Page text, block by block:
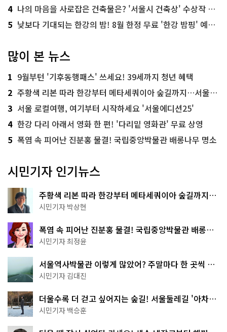
4 나의 마음을 사로잡은 건축물은? '서울시 건축상' 수상작 공개!
5 낮보다 기대되는 한강의 밤! 8월 한정 무료 '한강 밤핑' 예약은?
많이 본 뉴스
1 9월부턴 '기후동행패스' 쓰세요! 39세까지 청년 혜택
2 주황색 리본 따라 한강부터 메타세쿼이아 숲길까지…서울둘레길 15코스
3 서울 로컬여행, 여기부터 시작하세요 '서울에디션25'
4 한강 다리 아래서 영화 한 편! '다리밑 영화관' 무료 상영
5 폭염 속 피어난 진분홍 물결! 국립중앙박물관 배롱나무 명소
시민기자 인기뉴스
주황색 리본 따라 한강부터 메타세쿼이아 숲길까지…
서울둘레길 15코스
시민기자 박상현
폭염 속 피어난 진분홍 물결! 국립중앙박물관 배롱나
무 명소
시민기자 최정윤
서울역사박물관 이렇게 많았어? 주말마다 한 곳씩 떠
나는 역사 산책
시민기자 김대진
더울수록 더 걷고 싶어지는 숲길! 서울둘레길 '아차산
코스'
시민기자 백승훈